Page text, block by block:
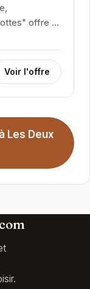
offre un
Son...
Voir l'offre
Les Deux